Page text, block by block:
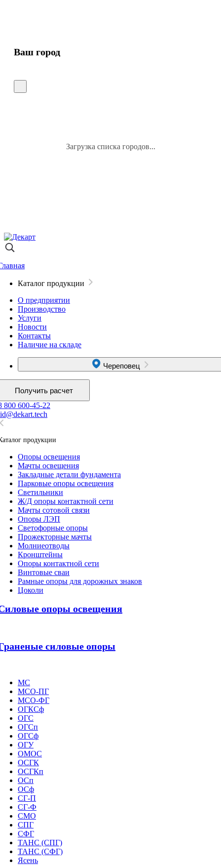
Ваш город
Загрузка списка городов...
Каталог продукции
О предприятии
Производство
Услуги
Новости
Контакты
Наличие на складе
Череповец
Получить расчет
800 600-45-22
продукции
Oпоры oсвeщения
Мачты освещения
Закладные детали фундамента
Парковые опоры освещения
Светильники
Ж/Д опоры контактной сети
Мачты сотовой связи
Опоры ЛЭП
Светофорные опоры
Прожекторные мачты
Молниеотводы
Кронштейны
Опоры контактной сети
Винтовые сваи
Рамные опоры для дорожных знаков
Цоколи
опоры освещения
силовые опоры
МС
МСО-ПГ
МСО-ФГ
ОГКСф
ОГС
ОГСп
ОГСф
ОГУ
ОМОС
ОСГК
ОСГКп
ОСп
ОСф
СГ-П
СГ-Ф
СМО
СПГ
СФГ
ТАНС (СПГ)
ТАНС (СФГ)
Ясень